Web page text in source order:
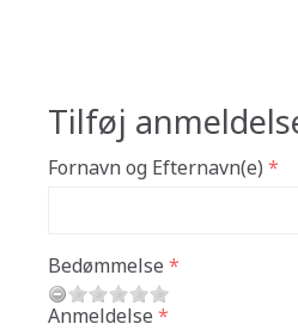
Tilføj
Fornavn og Efternavn(e)
Bedømmelse
Anmeldelse